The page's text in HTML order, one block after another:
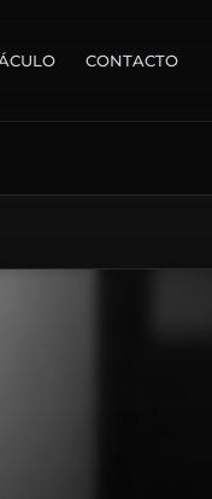
CONTACTO